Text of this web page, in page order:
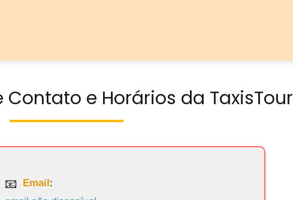
e Horários da TaxisTour
Email :